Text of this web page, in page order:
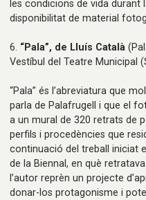
les condicions de vida
disponibilitat de material
6. “Pala”, de Lluís Català
Vestíbul del Teatre Municipal
“Pala” és l’abreviatura que
parla de Palafrugell i que el
a un mural de 320 retrats de
perfils i procedències que
continuació del treball iniciat
de la Biennal, en què
l’autor reprèn un projecte
donar-los protagonisme i